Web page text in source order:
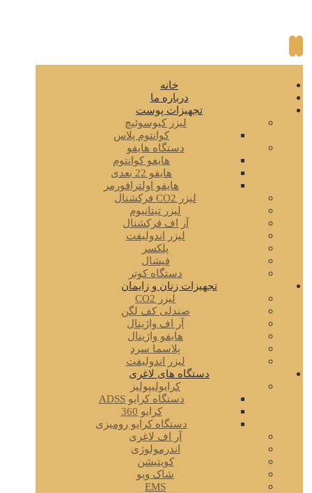
خانه
درباره ما
تجهیزات پوست
لیزر کیوسوئیچ
کوانتوم پلاس
دستگاه هایفو
هایفو کوانتوم
هایفو 22 بعدی
هایفو اولترافورمر
لیزر CO2 فرکشنال
لیزر تیتانیوم
آر اف فرکشنال
لیزر اندولیفت
پلکسر
فیشال
دستگاه کوتر
تجهیزات زنان و زایمان
لیزر CO2
صندلی کف لگن
آر اف واژینال
هایفو واژینال
پلاسما سرد
لیزر اندولیفت
دستگاه های لاغری
کرایولیپولیز
دستگاه کرایو ADSS
کرایو 360
دستگاه کرایو رومیزی
آر اف لاغری
اندرمولوژی
کویتیشن
شاک ویو
EMS